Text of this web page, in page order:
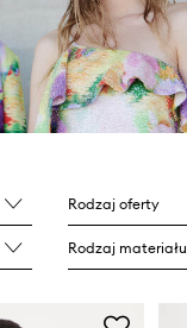
Rodzaj oferty
Rodzaj materiału